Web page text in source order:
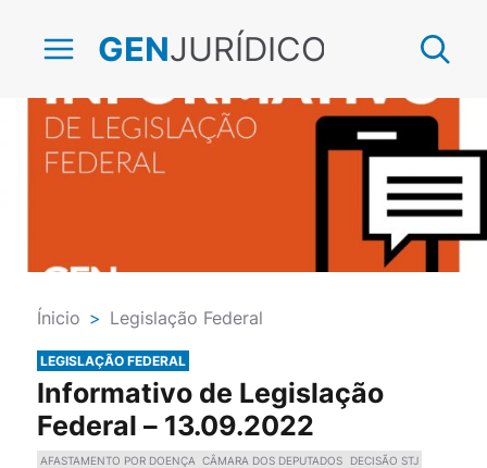
GENJURÍDICO
Ínicio > Legislação Federal
LEGISLAÇÃO FEDERAL
Informativo de Legislação
Federal – 13.09.2022
AFASTAMENTO POR DOENÇA CÂMARA DOS DEPUTADOS
DECISÃO STJ